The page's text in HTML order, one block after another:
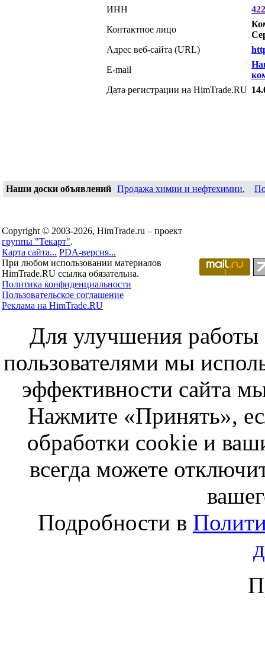
ИНН
Контактное лицо
Адрес веб-сайта (URL)
E-mail
Дата регистрации на HimTrade.RU
Наши доски объявлений Продажа химии и нефтехимии,
Copyright © 2003-2026, HimTrade.ru – проект
группы "Текарт".
Карта сайта... PDA-версия...
При любом использовании материалов
HimTrade.RU ссылка обязательна.
Политика конфиденциальности
Пользовательское соглашение
Реклама на HimTrade.RU
Для улучшения работы
пользователями мы
эффективности сайта
Нажмите «Принять»,
обработки cookie и
всегда можете
Подробности в